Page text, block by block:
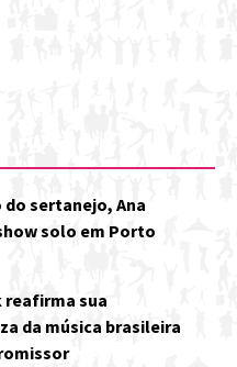
do sertanejo, Ana
solo em Porto
reafirma sua
da música brasileira